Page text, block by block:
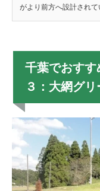
がより前方へ設計され
千葉でおすす
３：大網グ